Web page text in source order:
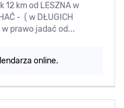
12 km od LESZNA w
- ( w DŁUGICH
prawo jadać od...
online.